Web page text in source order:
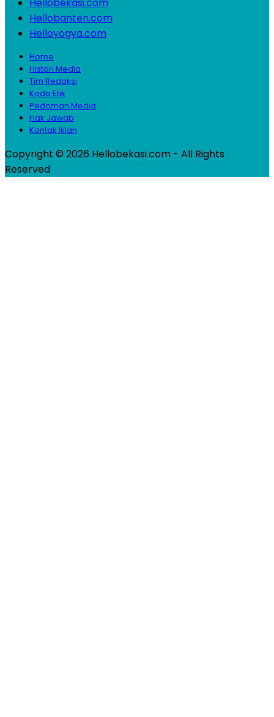
Hellobanten.com
Helloyogya.com
Home
Histori Media
Tim Redaksi
Kode Etik
Pedoman Media
Hak Jawab
Kontak Iklan
Copyright © 2026 Hellobekasi.com - All Rights
Reserved